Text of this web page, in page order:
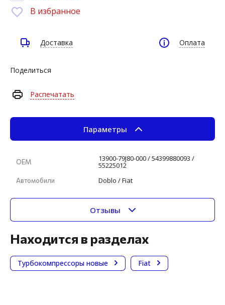
В избранное
Доставка Оплата
Поделиться
Распечатать
Параметры
ОЕМ 13900-79J80-000 / 54399880093 /
55225012
Автомобили Doblo / Fiat
Отзывы
Находится в разделах
Турбокомпрессоры новые Fiat